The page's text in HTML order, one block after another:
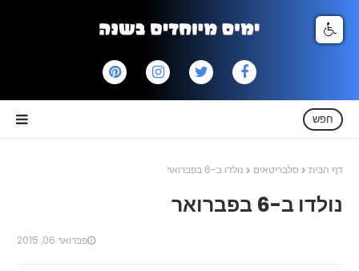
חפש
דף הבית סלבריטאים נולדו ב-6 בפברואר
נולדו ב-6 בפברואר
פברואר 06, 2015